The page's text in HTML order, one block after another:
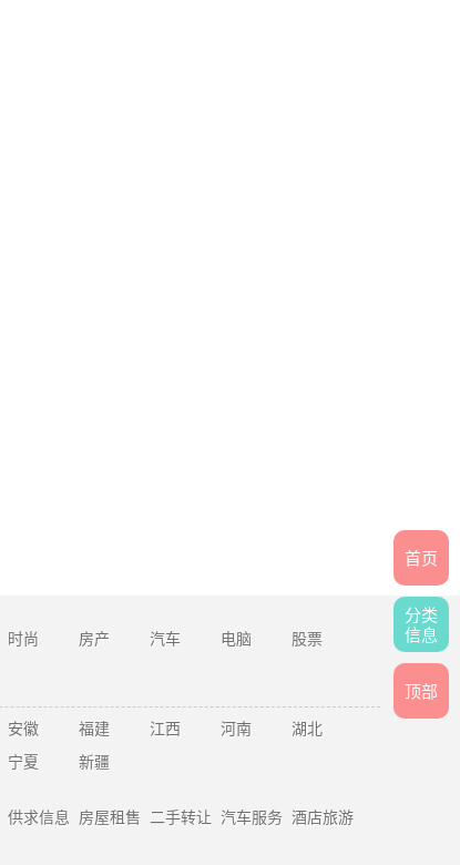
首页
分类
信息
顶部
时尚 房产 汽车 电脑
股票
安徽 福建 江西 河南
湖北
宁夏 新疆
供求信息 房屋租售 二手转让 汽车服务 酒店旅游